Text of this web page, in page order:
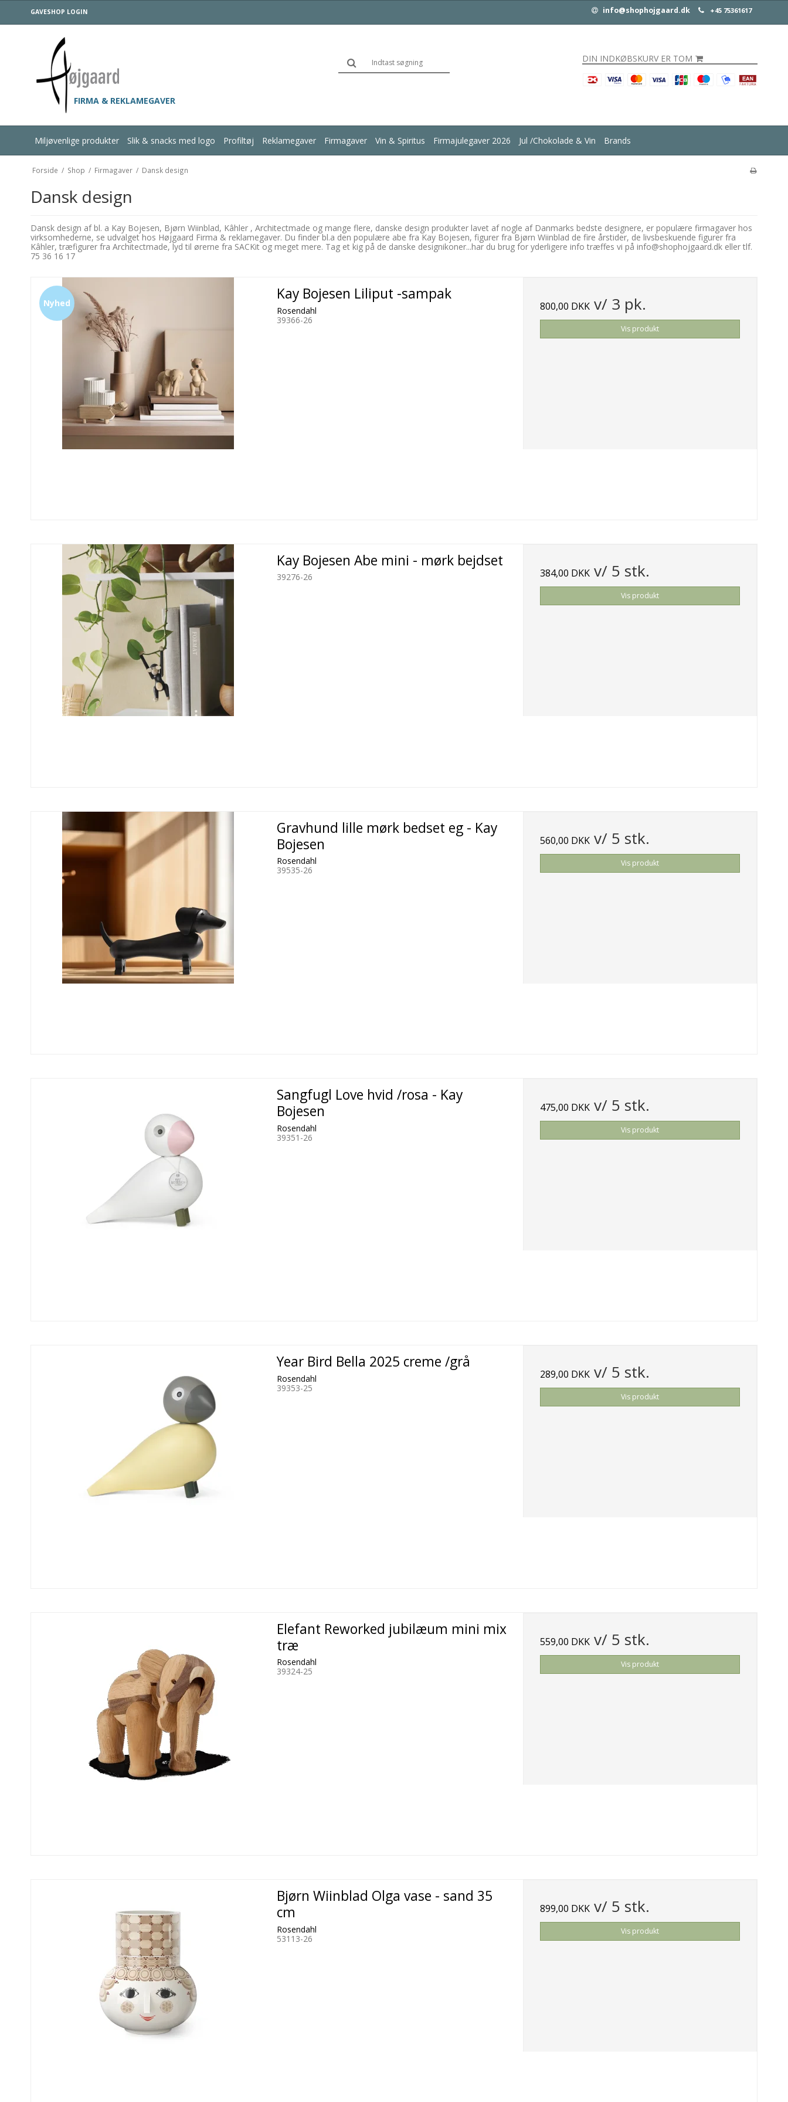
GAVESHOP LOGIN info@shophojgaard.dk +45 75361617
FIRMA & REKLAMEGAVER
DIN INDKØBSKURV ER TOM
Miljøvenlige produkter Slik & snacks med logo Profiltøj Reklamegaver Firmagaver Vin & Spiritus Firmajulegaver 2026 Jul /Chokolade & Vin Brands
Forside / Shop / Firmagaver / Dansk design
Dansk design
Dansk design af bl. a Kay Bojesen, Bjørn Wiinblad, Kâhler , Architectmade og mange flere, danske design produkter lavet af nogle af Danmarks bedste designere, er populære firmagaver hos
virksomhederne, se udvalget hos Højgaard Firma & reklamegaver. Du finder bl.a den populære abe fra Kay Bojesen, figurer fra Bjørn Wiinblad de fire årstider, de livsbeskuende figurer fra
Kâhler, træfigurer fra Architectmade, lyd til ørerne fra SACKit og meget mere. Tag et kig på de danske designikoner...har du brug for yderligere info træffes vi på info@shophojgaard.dk eller tlf.
75 36 16 17
Nyhed
Kay Bojesen Liliput -sampak
Rosendahl
39366-26
800,00 DKKv/ 3 pk.
Vis produkt
Kay Bojesen Abe mini - mørk bejdset
39276-26 384,00 DKKv/ 5 stk.
Vis produkt
Gravhund lille mørk bedset eg - Kay
Bojesen
Rosendahl
39535-26
560,00 DKKv/ 5 stk.
Vis produkt
Sangfugl Love hvid /rosa - Kay
Bojesen
Rosendahl
39351-26
475,00 DKKv/ 5 stk.
Vis produkt
Year Bird Bella 2025 creme /grå
Rosendahl
39353-25
289,00 DKKv/ 5 stk.
Vis produkt
Elefant Reworked jubilæum mini mix
træ
Rosendahl
39324-25
559,00 DKKv/ 5 stk.
Vis produkt
Bjørn Wiinblad Olga vase - sand 35
cm
Rosendahl
53113-26
899,00 DKKv/ 5 stk.
Vis produkt